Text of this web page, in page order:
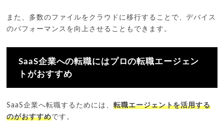
また、多数のファイルをクラウドに移行することで、デバイス
のパフォーマンスを向上させることもできます。
SaaS企業への転職にはプロの転職エージェン
トがおすすめ
SaaS企業へ転職するためには、 転職エージェントを活用する
のがおすすめです。